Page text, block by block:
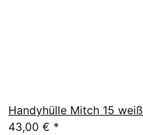
Handyhülle Mitch 15 weiß
43,00 € *